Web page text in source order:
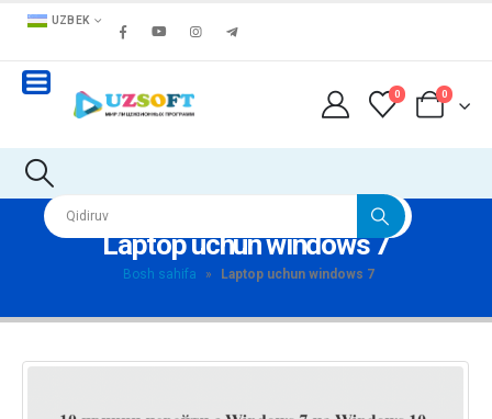
UZBEK
0 0
Laptop uchun windows 7
Bosh sahifa » Laptop uchun windows 7